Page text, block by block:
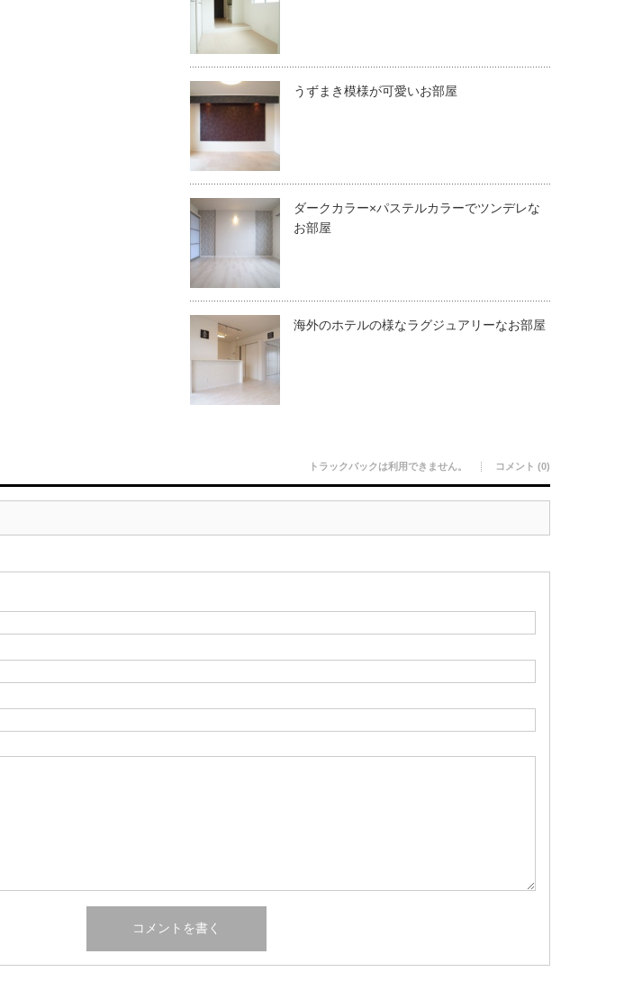
うずまき模様が可愛いお部屋
ダークカラー×パステルカラーでツンデレな
お部屋
海外のホテルの様なラグジュアリーなお部屋
トラックバックは利用できません。 コメント (0)